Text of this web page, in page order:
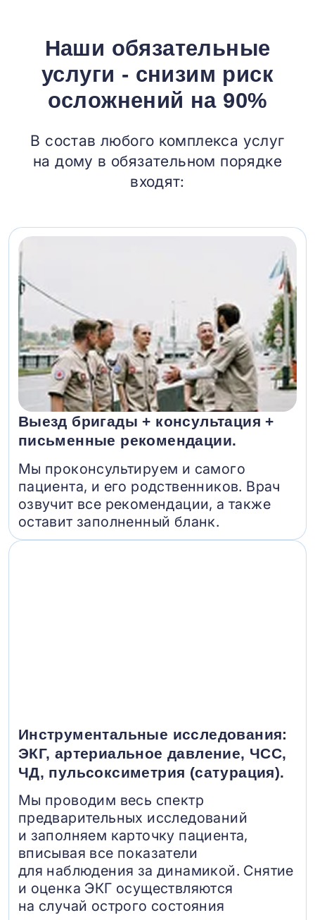
Наши обязательные
услуги - снизим риск
осложнений на 90%
В состав любого комплекса услуг
на дому в обязательном порядке
входят:
Выезд бригады + консультация +
письменные рекомендации.
Мы проконсультируем и самого
пациента, и его родственников. Врач
озвучит все рекомендации, а также
оставит заполненный бланк.
Инструментальные исследования:
ЭКГ, артериальное давление, ЧСС,
ЧД, пульсоксиметрия (сатурация).
Мы проводим весь спектр
предварительных исследований
и заполняем карточку пациента,
вписывая все показатели
для наблюдения за динамикой. Снятие
и оценка ЭКГ осуществляются
на случай острого состояния